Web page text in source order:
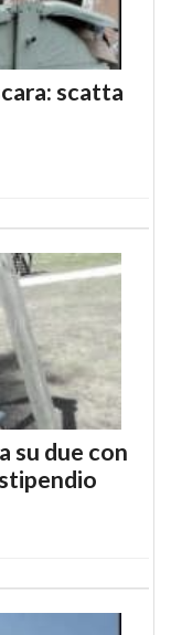
scatta
su due con